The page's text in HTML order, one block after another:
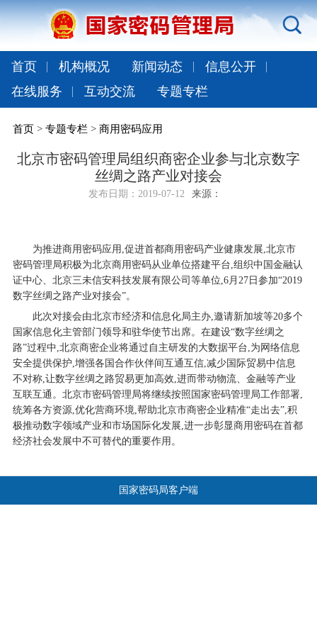
首页 机构概况 新闻动态
信息公开
在线服务
互动交流 专题专栏
首页> 专题专栏> 商用密码应用
北京市密码管理局组织商密企业参与北京数字
丝绸之路产业对接会
发布日期： 2019-07-12 来源：
为推进商用密码应用,促进首都商用密码产业健康发展,北京市
密码管理局积极为北京商用密码从业单位搭建平台,组织中国金融认
证中心、北京三未信安科技发展有限公司等单位,6月 27日参加“2019
数字丝绸之路产业对接会”。
此次对接会由北京市经济和信息化局主办,邀请新加坡等20多个
国家信息化主管部门领导和驻华使节出席。在建设“数字丝绸之
路”过程中,北京商密企业将通过自主研发的大数据平台,为网络信息
安全提供保护,增强各国合作伙伴间互通互信,减少国际贸易中信息
不对称,让数字丝绸之路贸易更加高效,进而带动物流、金融等产业
互联互通。北京市密码管理局将继续按照国家密码管理局工作部署,
统筹各方资源,优化营商环境,帮助北京市商密企业精准“走出去”,积
极推动数字领域产业和市场国际化发展,进一步彰显商用密码在首都
经济社会发展中不可替代的重要作用。
国家密码局客户端